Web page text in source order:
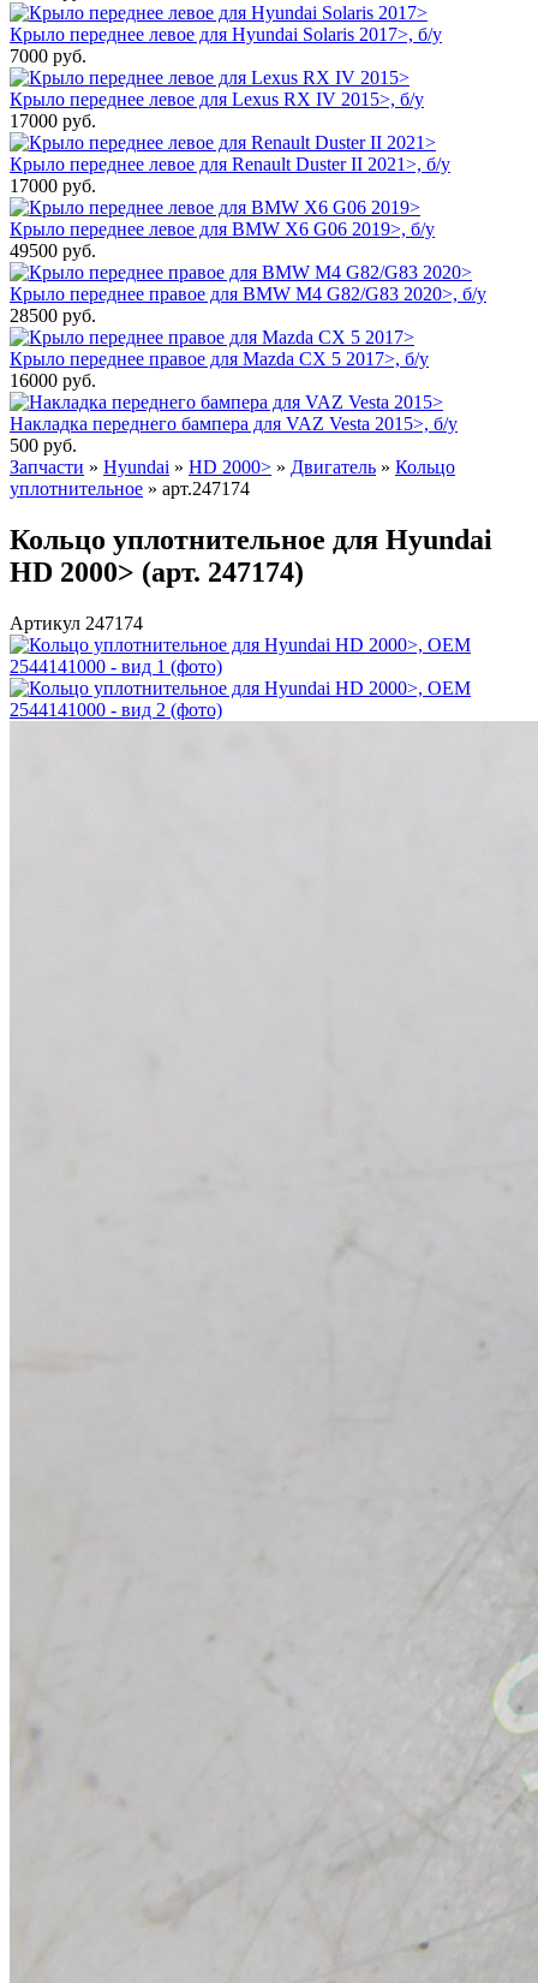
Крыло переднее левое для Hyundai Solaris 2017>, б/у
7000 руб.
Крыло переднее левое для Lexus RX IV 2015>, б/у
17000 руб.
Крыло переднее левое для Renault Duster II 2021>, б/у
17000 руб.
Крыло переднее левое для BMW X6 G06 2019>, б/у
49500 руб.
Крыло переднее правое для BMW M4 G82/G83 2020>, б/у
28500 руб.
Крыло переднее правое для Mazda CX 5 2017>, б/у
16000 руб.
Накладка переднего бампера для VAZ Vesta 2015>, б/у
500 руб.
Запчасти » Hyundai » HD 2000> » Двигатель » Кольцо
уплотнительное » арт.247174
Кольцо уплотнительное для Hyundai
HD 2000> (арт. 247174)
Артикул 247174